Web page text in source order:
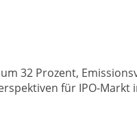
32 Prozent,
für IPO-Markt